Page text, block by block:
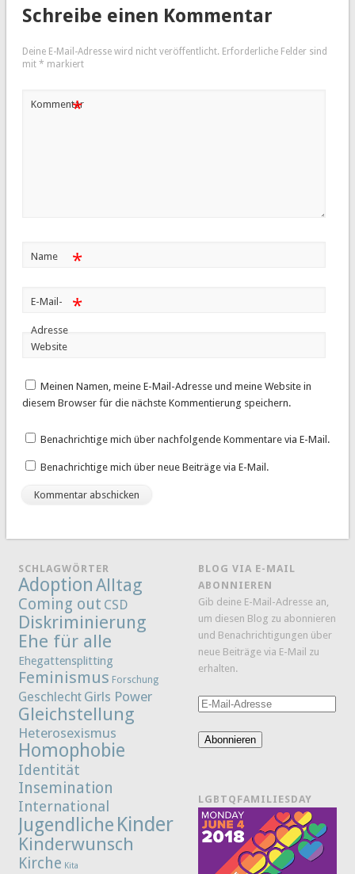
Schreibe einen Kommentar
Deine E-Mail-Adresse wird nicht veröffentlicht. Erforderliche Felder sind
mit * markiert
Kommentar
*
Name *
E-Mail-
Adresse
*
Website
Meinen Namen, meine E-Mail-Adresse und meine Website in
diesem Browser für die nächste Kommentierung speichern.
Benachrichtige mich über nachfolgende Kommentare via E-Mail.
Benachrichtige mich über neue Beiträge via E-Mail.
SCHLAGWÖRTER
AdoptionAlltag
Coming out CSD
Diskriminierung
Ehe für alle
Ehegattensplitting
Feminismus Forschung
Geschlecht Girls Power
Gleichstellung
Heterosexismus
Homophobie
Identität
Insemination
International
Jugendliche Kinder
Kinderwunsch
Kirche Kita
BLOG VIA E-MAIL
ABONNIEREN
Gib deine E-Mail-Adresse an,
um diesen Blog zu abonnieren
und Benachrichtigungen über
neue Beiträge via E-Mail zu
erhalten.
E-
Adresse
Abonnieren
LGBTQFAMILIESDAY